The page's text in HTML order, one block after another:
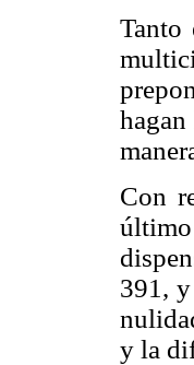
Tanto
Con
391,
y la